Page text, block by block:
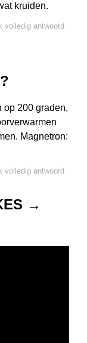
kruiden.
volledig antwoord
op 200 graden,
Magnetron:
volledig antwoord
→